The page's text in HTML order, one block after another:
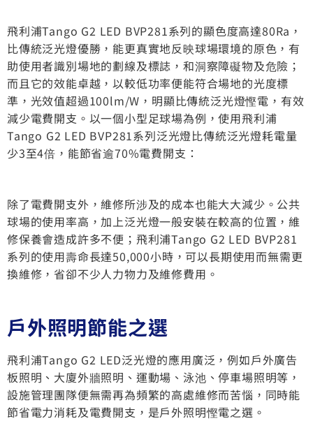
飛利浦Tango G2 LED BVP281系列的顯色度高達80Ra，
比傳統泛光燈優勝，能更真實地反映球場環境的原色，有
助使用者識別場地的劃線及標誌，和洞察障礙物及危險；
而且它的效能卓越，以較低功率便能符合場地的光度標
準，光效值超過100lm/W，明顯比傳統泛光燈慳電，有效
減少電費開支。以一個小型足球場為例，使用飛利浦
Tango G2 LED BVP281系列泛光燈比傳統泛光燈耗電量
少3至4倍，能節省逾70%電費開支：
除了電費開支外，維修所涉及的成本也能大大減少。公共
球場的使用率高，加上泛光燈一般安裝在較高的位置，維
修保養會造成許多不便；飛利浦Tango G2 LED BVP281
系列的使用壽命長達50,000小時，可以長期使用而無需更
換維修，省卻不少人力物力及維修費用。
戶外照明節能之選
飛利浦Tango G2 LED泛光燈的應用廣泛，例如戶外廣告
板照明、大廈外牆照明、運動場、泳池、停車場照明等，
設施管理團隊便無需再為頻繁的高處維修而苦惱，同時能
節省電力消耗及電費開支，是戶外照明慳電之選。